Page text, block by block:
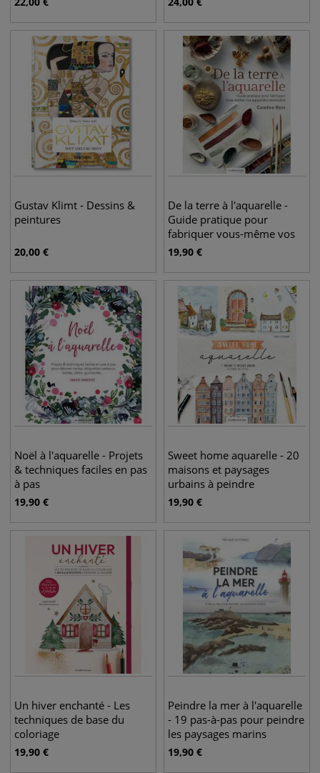
Gustav Klimt - Dessins &
peintures
20,00 €
De la terre à l'aquarelle -
Guide pratique pour
fabriquer vous-même vos
aquarelles minérales
19,90 €
Noël à l'aquarelle - Projets
& techniques faciles en pas
à pas
19,90 €
Sweet home aquarelle - 20
maisons et paysages
urbains à peindre
19,90 €
Un hiver enchanté - Les
techniques de base du
coloriage
19,90 €
Peindre la mer à l'aquarelle
- 19 pas-à-pas pour peindre
les paysages marins
19,90 €